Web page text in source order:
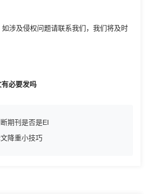
涉及侵权问题请联系我们，我们将及时
必要发吗
期刊是否是EI
降重小技巧